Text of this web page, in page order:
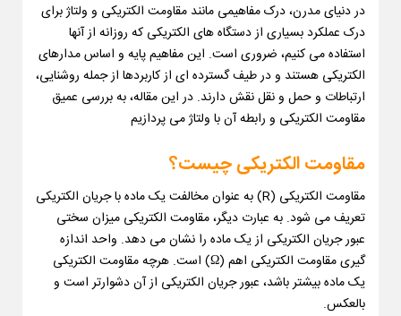
در دنیای مدرن، درک مفاهیمی مانند مقاومت الکتریکی و ولتاژ برای
درک عملکرد بسیاری از دستگاه های الکتریکی که روزانه از آنها
استفاده می کنیم، ضروری است. این مفاهیم پایه و اساس مدارهای
الکتریکی هستند و در طیف گسترده ای از کاربردها از جمله روشنایی،
ارتباطات و حمل و نقل نقش دارند. در این مقاله، به بررسی عمیق
مقاومت الکتریکی و رابطه آن با ولتاژ می پردازیم
مقاومت الکتریکی چیست؟
مقاومت الکتریکی (R) به عنوان مخالفت یک ماده با جریان الکتریکی
تعریف می شود. به عبارت دیگر، مقاومت الکتریکی میزان سختی
عبور جریان الکتریکی از یک ماده را نشان می دهد. واحد اندازه
گیری مقاومت الکتریکی اهم (Ω) است. هرچه مقاومت الکتریکی
یک ماده بیشتر باشد، عبور جریان الکتریکی از آن دشوارتر است و
بالعکس.